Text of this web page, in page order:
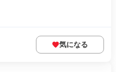
気になる